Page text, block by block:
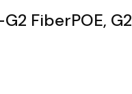
FiberPOE, G2